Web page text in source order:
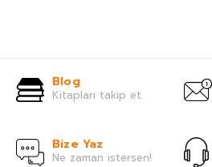
Blog
Kitapları takip et.
Bize Yaz
Ne zaman istersen!